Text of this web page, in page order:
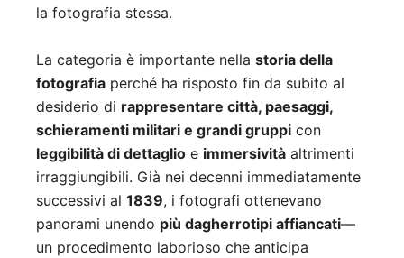
la fotografia stessa.
La categoria è importante nella storia della
fotografia perché ha risposto fin da subito al
desiderio di rappresentare città, paesaggi,
schieramenti militari e grandi gruppi con
leggibilità di dettaglio e immersività altrimenti
irraggiungibili. Già nei decenni immediatamente
successivi al 1839, i fotografi ottenevano
panorami unendo più dagherrotipi affiancati—
un procedimento laborioso che anticipa